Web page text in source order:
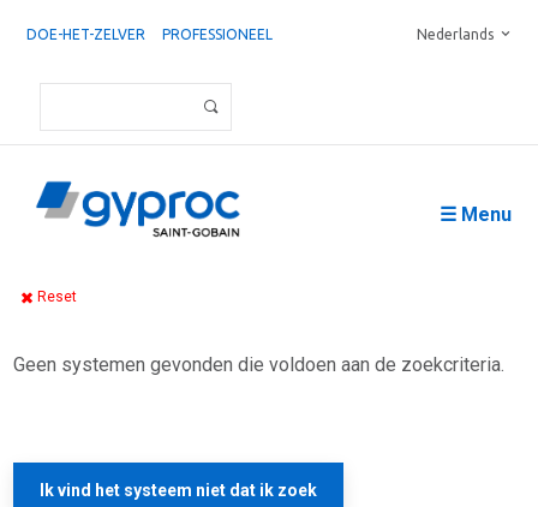
DOE-HET-ZELVER PROFESSIONEEL Nederlands
☰ Menu
Reset
Geen systemen gevonden die voldoen aan de zoekcriteria.
Ik vind het systeem niet dat ik zoek